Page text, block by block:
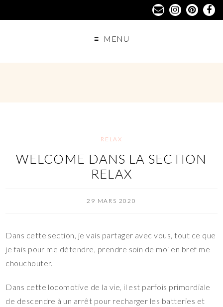
MENU
RELAX
WELCOME DANS LA SECTION
RELAX
29 MARS 2020
Dans cette section, je vais partager avec vous, tout ce que
je fais pour me détendre, prendre soin de moi en bref me
chouchouter.
Dans cette locomotive de la vie, il est parfois primordiale
de descendre à un arrêt pour recharger les batteries et